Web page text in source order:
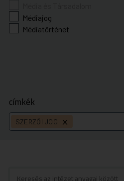
Médiajog
Médiatörténet
címkék
SZERZŐI JOG
címke
törlése